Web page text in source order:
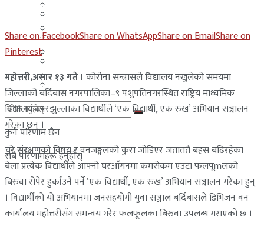
युएई
साउदी अरब
कुनै परिणाम छैन
सबै परिणामहरू हेर्नुहोस्
मलेसिया
लेबनान
साउदी अरब
Share on FacebookShare on WhatsAppShare on EmailShare on
Pinterest
महोत्तरी,असार १३ गते । कोरोना सन्त्रासले विद्यालय नखुलेको समयमा
जिल्लाको बर्दिबास नगरपालिका–९ पशुपतिनगरस्थित राष्ट्रिय माध्यमिक
विद्यालय बनरझुल्लाका विद्यार्थीले ‘एक विद्यार्थी, एक रुख’ अभियान सञ्चालन
गरेका छन् ।
चुरे संरक्षणको विषय र वनजङ्गलको कुरा जोडिएर जताततै बहस बढिरहेका
बेला प्रत्येक विद्यार्थीले आफ्नो घरआँगनमा कमसेकम एउटा फलपूmलको
बिरुवा रोपेर हुर्काउनै पर्ने ‘एक विद्यार्थी, एक रुख’ अभियान सञ्चालन गरेका हुन्
। विद्यार्थीको यो अभियानमा जनसहयोगी युवा सञ्जाल बर्दिबासले डिभिजन वन
कार्यालय महोत्तरीसँग समन्वय गरेर फलफूलका बिरुवा उपलब्ध गराएको छ ।